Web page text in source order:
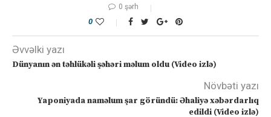
0 şərh
0
Əvvəlki yazı
Dünyanın ən təhlükəli şəhəri məlum oldu (Video izlə)
Növbəti yazı
Yaponiyada naməlum şar göründü: Əhaliyə xəbərdarlıq
edildi (Video izlə)